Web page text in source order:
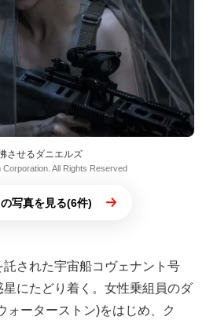
させるダニエルズ
All Rights Reserved
写真を見る(6件)
託された宇宙船コヴェナント号
にたどり着く。女性乗組員のダ
ォーターストン)をはじめ、ク